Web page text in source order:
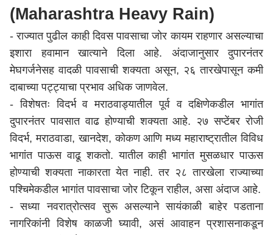
(Maharashtra Heavy Rain)
- राज्यात पुढील काही दिवस पावसाचा जोर कायम राहणार असल्याचा
इशारा हवामान खात्याने दिला आहे. अंदाजानुसार दुपारनंतर
मेघगर्जनेसह वादळी पावसाची शक्यता असून, २६ तारखेपासून कमी
दाबाच्या पट्ट्याचा प्रभाव अधिक जाणवेल.
- विशेषतः विदर्भ व मराठवाड्यातील पूर्व व दक्षिणेकडील भागांत
दुपारनंतर पावसात वाढ होण्याची शक्यता आहे. २७ सप्टेंबर रोजी
विदर्भ, मराठवाडा, खानदेश, कोकण आणि मध्यमहाराष्ट्रातील विविध
भागांत पाऊस वाढू शकतो. यातील काही भागांत मुसळधार पाऊस
होण्याची शक्यता नाकारता येत नाही. तर २८ तारखेला राज्याच्या
पश्चिमेकडील भागांत पावसाचा जोर टिकून राहील, असा अंदाज आहे.
- सध्या नवरात्रोत्सव सुरू असल्याने सायंकाळी बाहेर पडताना
नागरिकांनी विशेष काळजी घ्यावी, असं आवाहन प्रशासनाकडून